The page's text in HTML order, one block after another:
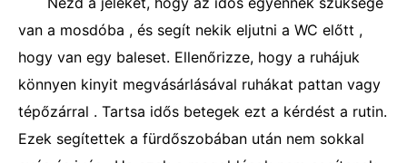
van a mosdóba , és segít nekik eljutni a WC előtt ,
hogy van egy baleset. Ellenőrizze, hogy a ruhájuk
könnyen kinyit megvásárlásával ruhákat pattan vagy
tépőzárral . Tartsa idős betegek ezt a kérdést a rutin.
Ezek segítettek a fürdőszobában után nem sokkal